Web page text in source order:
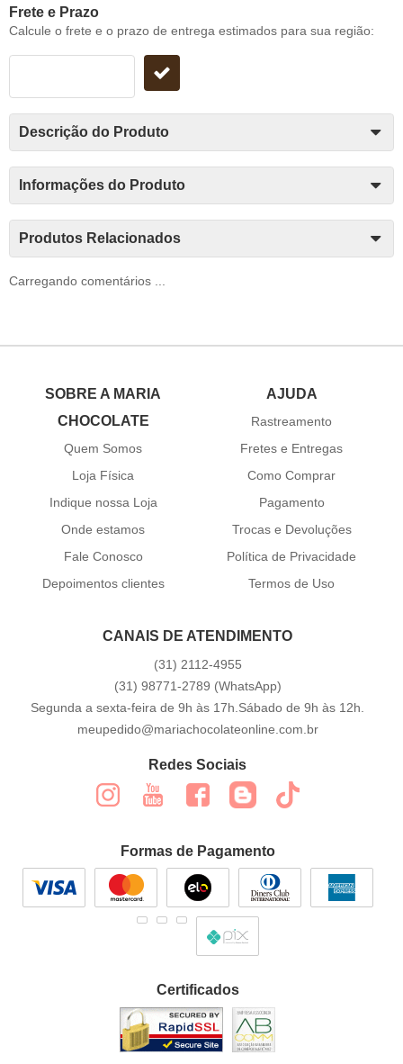
Frete e Prazo
Calcule o frete e o prazo de entrega estimados para sua região:
Descrição do Produto
Informações do Produto
Produtos Relacionados
Carregando comentários ...
SOBRE A MARIA
CHOCOLATE
Quem Somos
Loja Física
Indique nossa Loja
Onde estamos
Fale Conosco
Depoimentos clientes
AJUDA
Rastreamento
Fretes e Entregas
Como Comprar
Pagamento
Trocas e Devoluções
Política de Privacidade
Termos de Uso
CANAIS DE ATENDIMENTO
(31) 2112-4955
(31) 98771-2789 (WhatsApp)
Segunda a sexta-feira de 9h às 17h.Sábado de 9h às 12h.
meupedido@mariachocolateonline.com.br
Redes Sociais
Formas de Pagamento
Certificados